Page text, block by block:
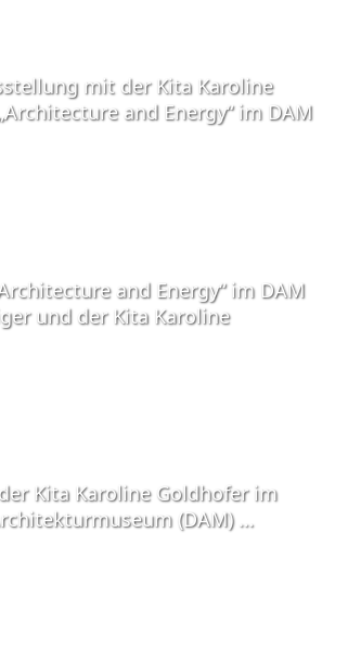
mit der Kita Karoline
and Energy“ im DAM
and Energy“ im DAM
und der Kita Karoline
Kita Karoline Goldhofer im
(DAM) …